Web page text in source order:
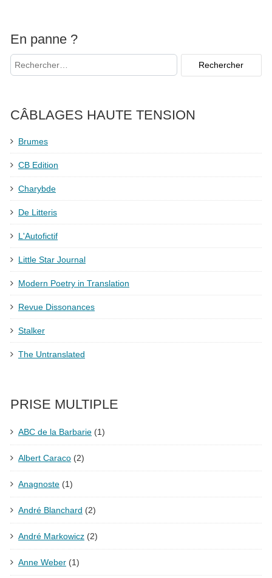
En panne ?
CÂBLAGES HAUTE TENSION
Brumes
CB Edition
Charybde
De Litteris
L'Autofictif
Little Star Journal
Modern Poetry in Translation
Revue Dissonances
Stalker
The Untranslated
PRISE MULTIPLE
ABC de la Barbarie (1)
Albert Caraco (2)
Anagnoste (1)
André Blanchard (2)
André Markowicz (2)
Anne Weber (1)